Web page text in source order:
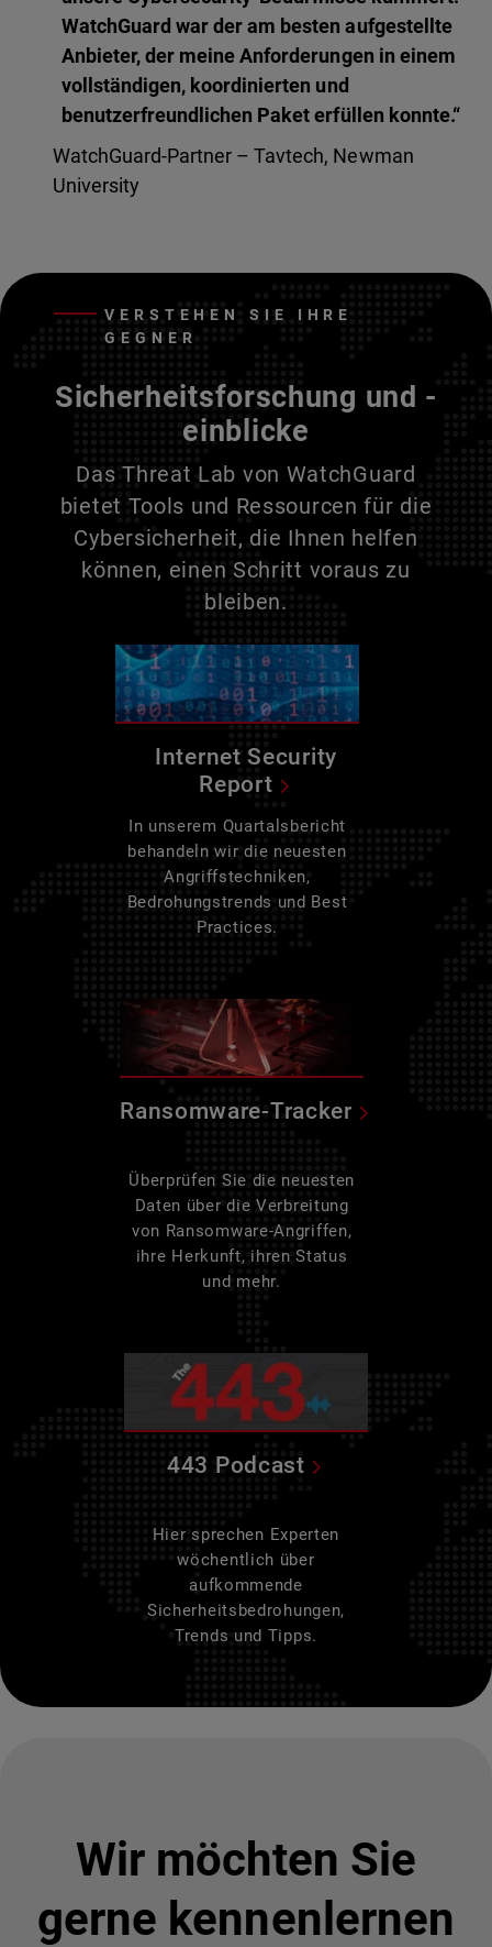
WatchGuard war der am besten aufgestellte
Anbieter, der meine Anforderungen in einem
vollständigen, koordinierten und
benutzerfreundlichen Paket erfüllen konnte.“
WatchGuard-Partner – Tavtech, Newman
University
VERSTEHEN SIE IHRE
GEGNER
Sicherheitsforschung und -
einblicke
Das Threat Lab von WatchGuard
bietet Tools und Ressourcen für die
Cybersicherheit, die Ihnen helfen
können, einen Schritt voraus zu
bleiben.
Internet Security
Report
In unserem Quartalsbericht
behandeln wir die neuesten
Angriffstechniken,
Bedrohungstrends und Best
Practices.
Ransomware-Tracker
Überprüfen Sie die neuesten
Daten über die Verbreitung
von Ransomware-Angriffen,
ihre Herkunft, ihren Status
und mehr.
443 Podcast
Hier sprechen Experten
wöchentlich über
aufkommende
Sicherheitsbedrohungen,
Trends und Tipps.
Wir möchten Sie
gerne kennenlernen